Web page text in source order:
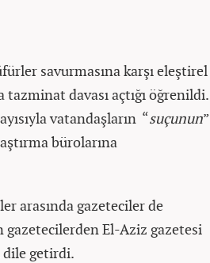
savurmasına karşı eleştirel
davası açtığı öğrenildi.
vatandaşların “suçunun”
bürolarına
arasında gazeteciler de
gazetecilerden El-Aziz gazetesi
getirdi.